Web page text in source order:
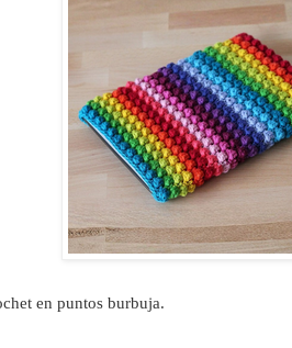
en puntos burbuja.